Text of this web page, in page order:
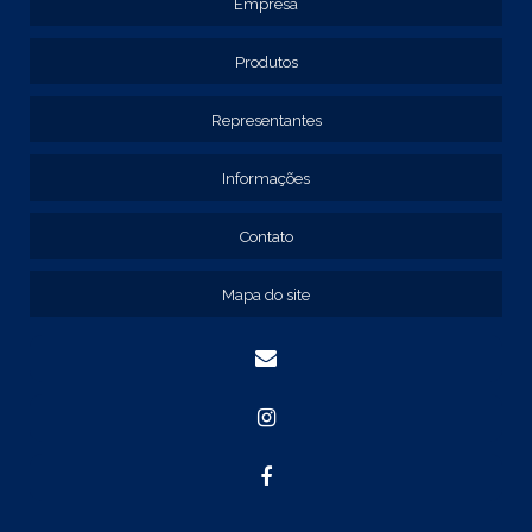
PAINEL ELÉTRICO DE BAIXA TENSÃO
QUADRO DE COMANDO DE SOBREPOR
QUADRO DE COMANDO FABRICANTE
Empresa
Produtos
Representantes
Informações
Contato
Mapa do site